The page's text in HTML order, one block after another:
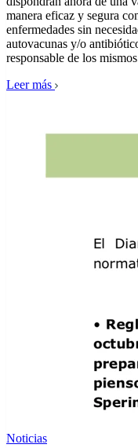
manera eficaz y segura
enfermedades sin
autovacunas y/o
responsable de los
Leer más
Noticias